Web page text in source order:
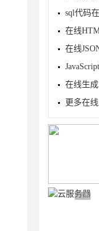
sql代码
在线
在线
在线生
更多在
广告 商